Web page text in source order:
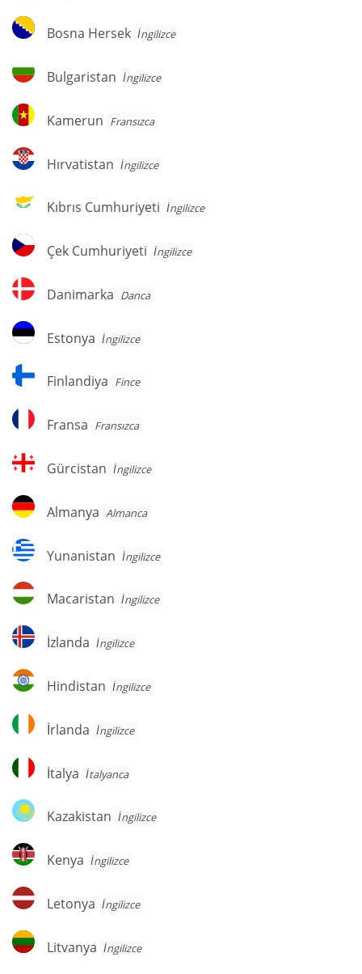
Bosna
Hersek
Bosna Hersek İngilizce
Bulgaristan
Bulgaristan İngilizce
Kamerun
Kamerun Fransızca
Hırvatistan
Hırvatistan İngilizce
Kıbrıs
Cumhuriyeti
Kıbrıs Cumhuriyeti İngilizce
Çek
Cumhuriyeti
Çek Cumhuriyeti İngilizce
Danimarka
Danimarka Danca
Estonya
Estonya İngilizce
Finlandiya
Finlandiya Fince
Fransa
Fransa Fransızca
Gürcistan
Gürcistan İngilizce
Almanya
Almanya Almanca
Yunanistan
Yunanistan İngilizce
Macaristan
Macaristan İngilizce
İzlanda
İzlanda İngilizce
Hindistan
Hindistan İngilizce
İrlanda
İrlanda İngilizce
İtalya
İtalya İtalyanca
Kazakistan
Kazakistan İngilizce
Kenya
Kenya İngilizce
Letonya
Letonya İngilizce
Litvanya
Litvanya İngilizce